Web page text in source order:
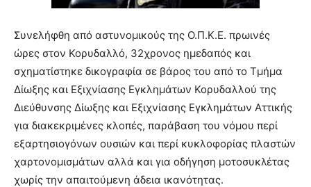
Συνελήφθη από αστυνομικούς της Ο.Π.Κ.Ε. πρωινές
ώρες στον Κορυδαλλό, 32χρονος ημεδαπός και
σχηματίστηκε δικογραφία σε βάρος του από το Τμήμα
Δίωξης και Εξιχνίασης Εγκλημάτων Κορυδαλλού της
Διεύθυνσης Δίωξης και Εξιχνίασης Εγκλημάτων Αττικής
για διακεκριμένες κλοπές, παράβαση του νόμου περί
εξαρτησιογόνων ουσιών και περί κυκλοφορίας πλαστών
χαρτονομισμάτων αλλά και για οδήγηση μοτοσυκλέτας
χωρίς την απαιτούμενη άδεια ικανότητας.